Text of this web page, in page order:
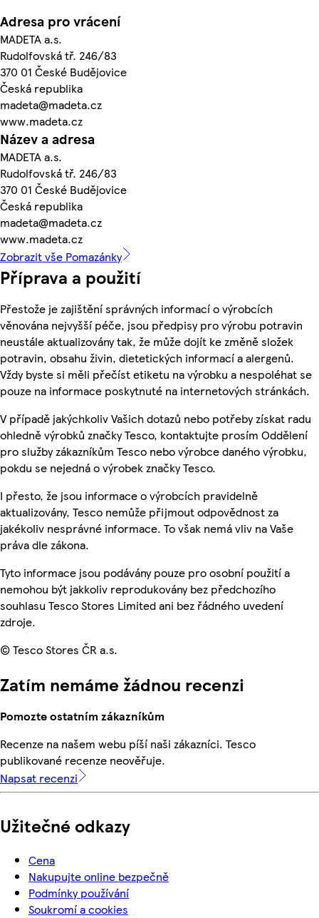
Adresa pro vrácení
MADETA a.s.
Rudolfovská tř. 246/83
370 01 České Budějovice
Česká republika
madeta@madeta.cz
www.madeta.cz
Název a adresa
MADETA a.s.
Rudolfovská tř. 246/83
370 01 České Budějovice
Česká republika
madeta@madeta.cz
www.madeta.cz
Zobrazit vše Pomazánky
Příprava a použití
Přestože je zajištění správných informací o výrobcích
věnována nejvyšší péče, jsou předpisy pro výrobu potravin
neustále aktualizovány tak, že může dojít ke změně složek
potravin, obsahu živin, dietetických informací a alergenů.
Vždy byste si měli přečíst etiketu na výrobku a nespoléhat se
pouze na informace poskytnuté na internetových stránkách.
V případě jakýchkoliv Vašich dotazů nebo potřeby získat radu
ohledně výrobků značky Tesco, kontaktujte prosím Oddělení
pro služby zákazníkům Tesco nebo výrobce daného výrobku,
pokdu se nejedná o výrobek značky Tesco.
I přesto, že jsou informace o výrobcích pravidelně
aktualizovány, Tesco nemůže přijmout odpovědnost za
jakékoliv nesprávné informace. To však nemá vliv na Vaše
práva dle zákona.
Tyto informace jsou podávány pouze pro osobní použití a
nemohou být jakkoliv reprodukovány bez předchozího
souhlasu Tesco Stores Limited ani bez řádného uvedení
zdroje.
© Tesco Stores ČR a.s.
Zatím nemáme žádnou recenzi
Pomozte ostatním zákazníkům
Recenze na našem webu píší naši zákazníci. Tesco
publikované recenze neověřuje.
Napsat recenzi
Užitečné odkazy
Cena
Nakupujte online bezpečně
Podmínky používání
Soukromí a cookies